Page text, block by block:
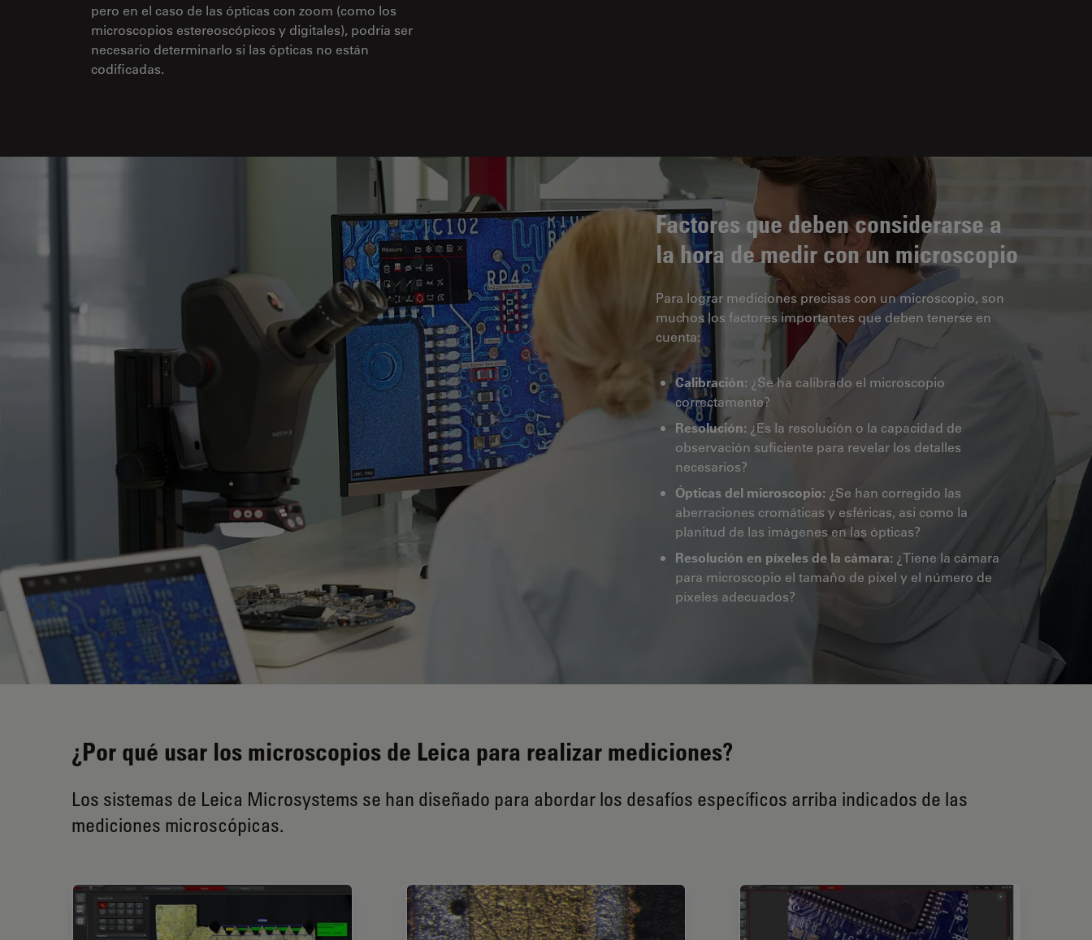
pero en el caso de las ópticas con zoom (como los
microscopios estereoscópicos y digitales), podría ser
necesario determinarlo si las ópticas no están
codificadas.
Factores que deben considerarse a
la hora de medir con un microscopio
Para lograr mediciones precisas con un microscopio, son
muchos los factores importantes que deben tenerse en
cuenta:
Calibración: ¿Se ha calibrado el microscopio
correctamente?
Resolución: ¿Es la resolución o la capacidad de
observación suficiente para revelar los detalles
necesarios?
Ópticas del microscopio: ¿Se han corregido las
aberraciones cromáticas y esféricas, así como la
planitud de las imágenes en las ópticas?
Resolución en píxeles de la cámara: ¿Tiene la cámara
para microscopio el tamaño de píxel y el número de
píxeles adecuados?
¿Por qué usar los microscopios de Leica para realizar mediciones?
Los sistemas de Leica Microsystems se han diseñado para abordar los desafíos específicos arriba indicados de las
mediciones microscópicas.